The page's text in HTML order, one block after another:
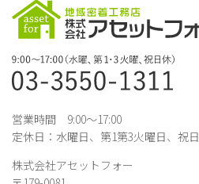
営業時間 9:00～17:00
定休日：水曜日、第1第3火曜日、祝日
株式会社アセットフォー